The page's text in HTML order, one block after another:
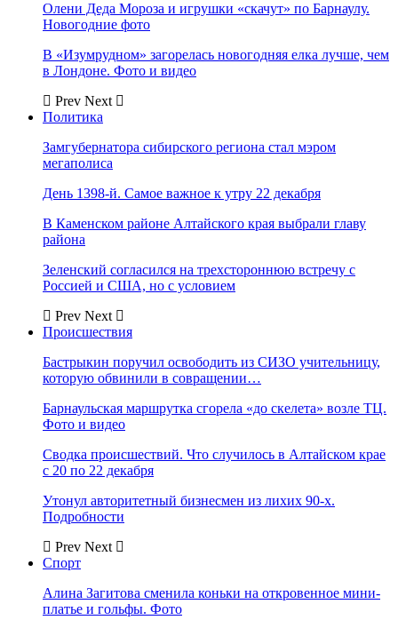
Олени Деда Мороза и игрушки «скачут» по Барнаулу.
Новогодние фото
В «Изумрудном» загорелась новогодняя елка лучше, чем
в Лондоне. Фото и видео
Prev Next
Политика
Замгубернатора сибирского региона стал мэром
мегаполиса
День 1398-й. Самое важное к утру 22 декабря
В Каменском районе Алтайского края выбрали главу
района
Зеленский согласился на трехстороннюю встречу с
Россией и США, но с условием
Prev Next
Происшествия
Бастрыкин поручил освободить из СИЗО учительницу,
которую обвинили в совращении…
Барнаульская маршрутка сгорела «до скелета» возле ТЦ.
Фото и видео
Сводка происшествий. Что случилось в Алтайском крае
с 20 по 22 декабря
Утонул авторитетный бизнесмен из лихих 90-х.
Подробности
Prev Next
Спорт
Алина Загитова сменила коньки на откровенное мини-
платье и гольфы. Фото